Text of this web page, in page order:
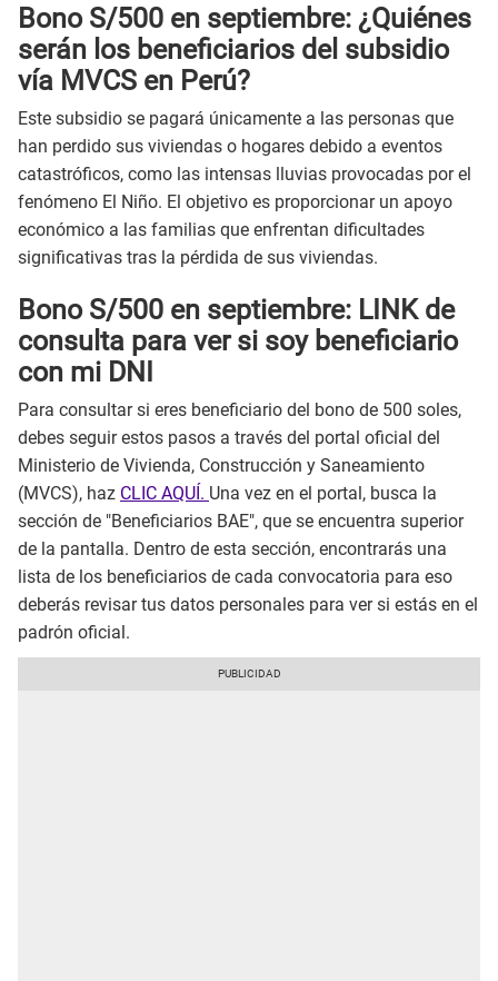
Bono S/500 en septiembre: ¿Quiénes
serán los beneficiarios del subsidio
vía MVCS en Perú?
Este subsidio se pagará únicamente a las personas que
han perdido sus viviendas o hogares debido a eventos
catastróficos, como las intensas lluvias provocadas por el
fenómeno El Niño. El objetivo es proporcionar un apoyo
económico a las familias que enfrentan dificultades
significativas tras la pérdida de sus viviendas.
Bono S/500 en septiembre: LINK de
consulta para ver si soy beneficiario
con mi DNI
Para consultar si eres beneficiario del bono de 500 soles,
debes seguir estos pasos a través del portal oficial del
Ministerio de Vivienda, Construcción y Saneamiento
(MVCS), haz CLIC AQUÍ. Una vez en el portal, busca la
sección de "Beneficiarios BAE", que se encuentra superior
de la pantalla. Dentro de esta sección, encontrarás una
lista de los beneficiarios de cada convocatoria para eso
deberás revisar tus datos personales para ver si estás en el
padrón oficial.